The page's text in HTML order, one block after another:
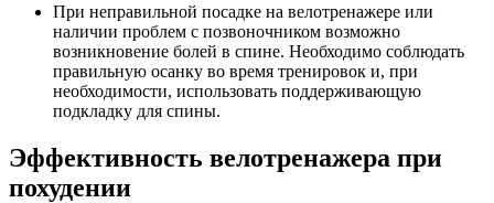
При неправильной посадке на велотренажере или
наличии проблем с позвоночником возможно
возникновение болей в спине. Необходимо соблюдать
правильную осанку во время тренировок и, при
необходимости, использовать поддерживающую
подкладку для спины.
Эффективность велотренажера при
похудении